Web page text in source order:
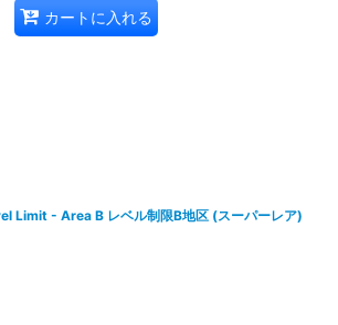
カートに入れる
Limit - Area B レベル制限B地区 (スーパーレア)